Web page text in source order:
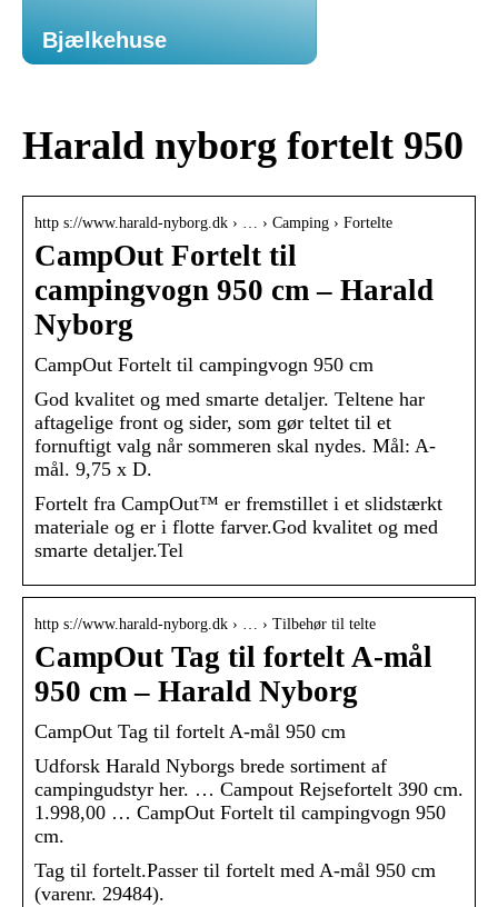
Bjælkehuse
Harald nyborg fortelt 950
http s://www.harald-nyborg.dk › … › Camping › Fortelte
CampOut Fortelt til
campingvogn 950 cm – Harald
Nyborg
CampOut Fortelt til campingvogn 950 cm
God kvalitet og med smarte detaljer. Teltene har
aftagelige front og sider, som gør teltet til et
fornuftigt valg når sommeren skal nydes. Mål: A-
mål. 9,75 x D.
Fortelt fra CampOut™ er fremstillet i et slidstærkt
materiale og er i flotte farver.God kvalitet og med
smarte detaljer.Tel
http s://www.harald-nyborg.dk › … › Tilbehør til telte
CampOut Tag til fortelt A-mål
950 cm – Harald Nyborg
CampOut Tag til fortelt A-mål 950 cm
Udforsk Harald Nyborgs brede sortiment af
campingudstyr her. … Campout Rejsefortelt 390 cm.
1.998,00 … CampOut Fortelt til campingvogn 950
cm.
Tag til fortelt.Passer til fortelt med A-mål 950 cm
(varenr. 29484).